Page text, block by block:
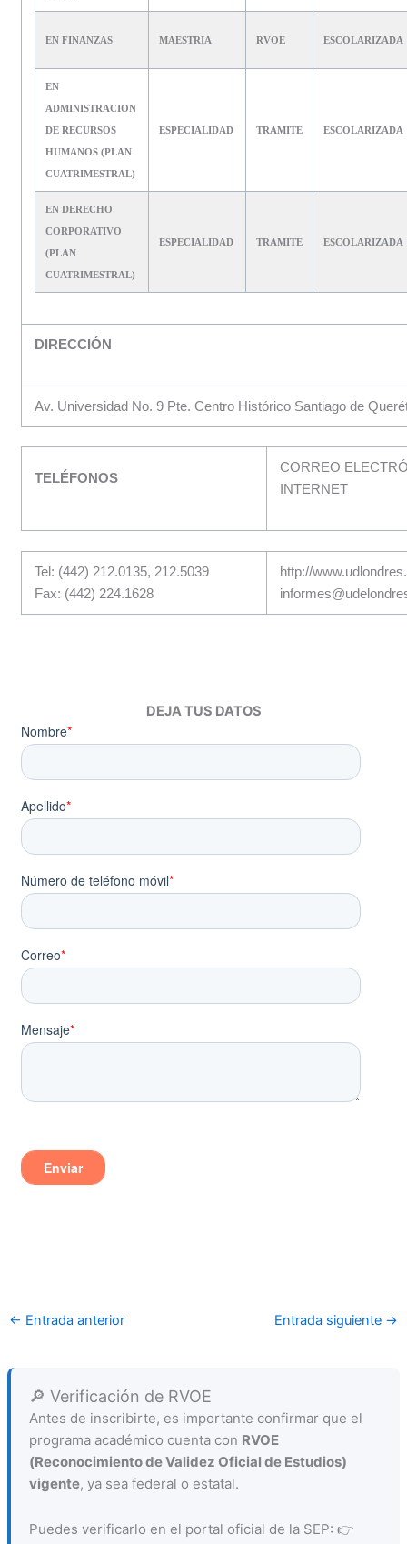
EN FINANZAS MAESTRIA RVOE ESCOLARIZADA
EN
ADMINISTRACION
DE RECURSOS
HUMANOS (PLAN
CUATRIMESTRAL)
ESPECIALIDAD TRAMITE ESCOLARIZADA
EN DERECHO
CORPORATIVO
(PLAN
CUATRIMESTRAL)
ESPECIALIDAD TRAMITE ESCOLARIZADA
DIRECCIÓN
Av. Universidad No. 9 Pte. Centro Histórico Santiago de
TELÉFONOS
CORREO
INTERNET
Tel: (442) 212.0135, 212.5039
Fax: (442) 224.1628
http://
DEJA TUS DATOS
← Entrada anterior Entrada siguiente →
🔎 Verificación de RVOE
Antes de inscribirte, es importante confirmar que el
programa académico cuenta con RVOE
(Reconocimiento de Validez Oficial de Estudios)
vigente, ya sea federal o estatal.
Puedes verificarlo en el portal oficial de la SEP: 👉